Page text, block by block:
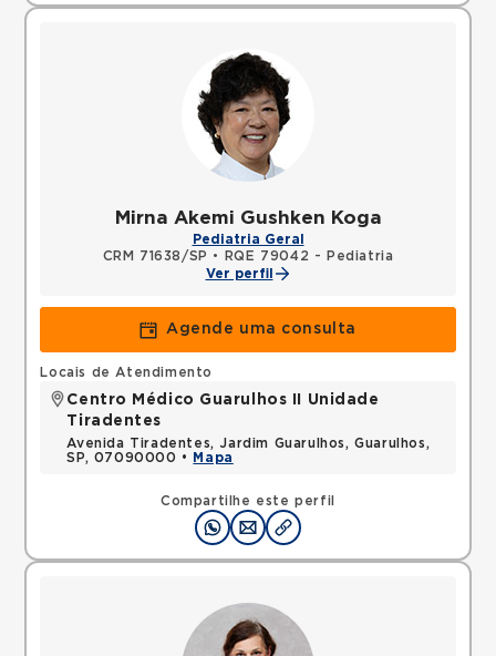
Mirna Akemi Gushken Koga
Pediatria Geral
CRM 71638/SP •
RQE 79042 - Pediatria
Ver perfil
Agende uma consulta
Compartilhe este perfil
Locais de Atendimento
Centro Médico Guarulhos II Unidade
Tiradentes
Avenida Tiradentes, Jardim Guarulhos, Guarulhos,
SP, 07090000 •
Mapa